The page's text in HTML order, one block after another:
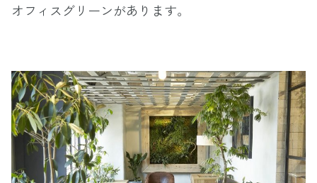
オフィスグリーンがあります。